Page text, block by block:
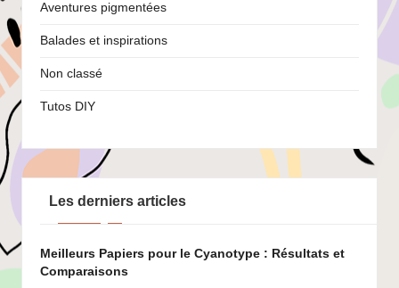
Aventures pigmentées
Balades et inspirations
Non classé
Tutos DIY
Les derniers articles
Meilleurs Papiers pour le Cyanotype : Résultats et
Comparaisons